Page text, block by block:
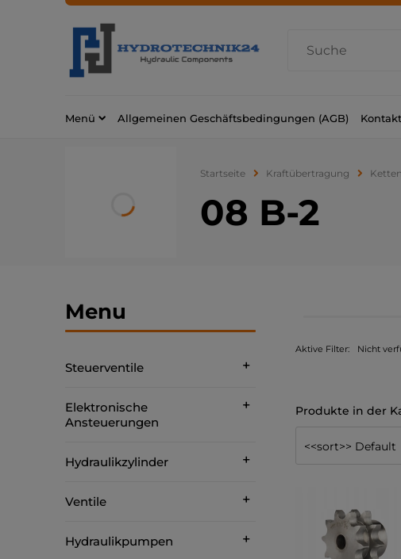
Menü Allgemeinen Geschäftsbedingungen (AGB) Kontakt
Startseite Kraftübertragung
08 B-2
Menu
Steuerventile
Elektronische
Ansteuerungen
Hydraulikzylinder
Ventile
Hydraulikpumpen
Aktive Filter: Nicht